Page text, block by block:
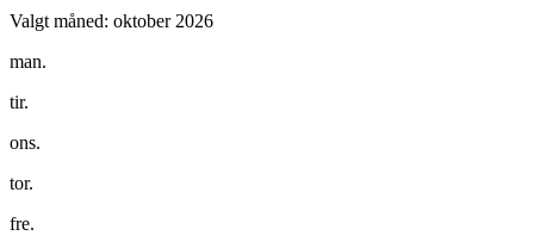
Valgt måned: oktober 2026
man.
tir.
ons.
tor.
fre.